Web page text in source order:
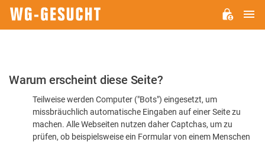
Bitte
dass
Warum erscheint diese Seite?
Teilweise werden Computer ("Bots") eingesetzt, um
missbräuchlich automatische Eingaben auf einer Seite zu
machen. Alle Webseiten nutzen daher Captchas, um zu
prüfen, ob beispielsweise ein Formular von einem Menschen